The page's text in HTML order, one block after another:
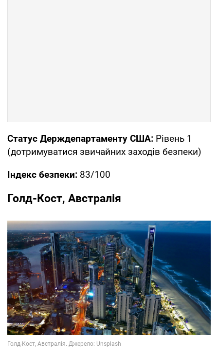
Статус Держдепартаменту США: Рівень 1
(дотримуватися звичайних заходів безпеки)
Індекс безпеки: 83/100
Голд-Кост, Австралія